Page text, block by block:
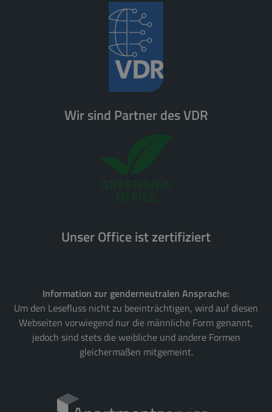
Wir sind Partner des VDR
Unser Office ist zertifiziert
Information zur genderneutralen Ansprache:
Um den Lesefluss nicht zu beeinträchtigen, wird auf diesen
Webseiten vorwiegend nur die männliche Form genannt,
jedoch sind stets die weibliche und andere Formen
gleichermaßen mitgemeint.